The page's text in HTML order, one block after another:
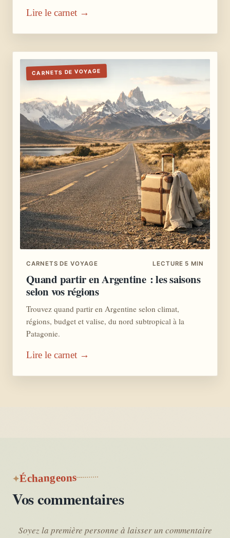
Lire le carnet →
CARNETS DE VOYAGE
CARNETS DE VOYAGE LECTURE 5 MIN
Quand partir en Argentine : les saisons
selon vos régions
Trouvez quand partir en Argentine selon climat,
régions, budget et valise, du nord subtropical à la
Patagonie.
Lire le carnet →
Échangeons
Vos commentaires
Soyez la première personne à laisser un commentaire